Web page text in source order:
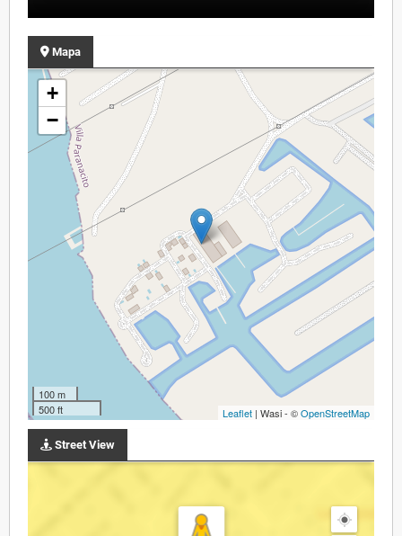
Mapa
+
−
100 m
500 ft
Leaflet | Wasi - ©OpenStreetMap
Street View